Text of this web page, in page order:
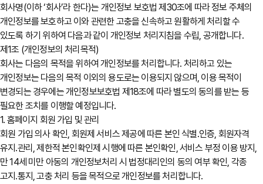
회사명(이하 ‘회사’라 한다)는 개인정보 보호법 제30조에 따라 정보 주체의
개인정보를 보호하고 이와 관련한 고충을 신속하고 원활하게 처리할 수
있도록 하기 위하여 다음과 같이 개인정보 처리지침을 수립, 공개합니다.
제1조 (개인정보의 처리목적)
회사는 다음의 목적을 위하여 개인정보를 처리합니다. 처리하고 있는
개인정보는 다음의 목적 이외의 용도로는 이용되지 않으며, 이용 목적이
변경되는 경우에는 개인정보보호법 제18조에 따라 별도의 동의를 받는 등
필요한 조치를 이행할 예정입니다.
1. 홈페이지 회원 가입 및 관리
회원 가입 의사 확인, 회원제 서비스 제공에 따른 본인 식별․인증, 회원자격
유지․관리, 제한적 본인확인제 시행에 따른 본인확인, 서비스 부정 이용 방지,
만 14세 미만 아동의 개인정보처리 시 법정대리인의 동의 여부 확인, 각종
고지․통지, 고충 처리 등을 목적으로 개인정보를 처리합니다.